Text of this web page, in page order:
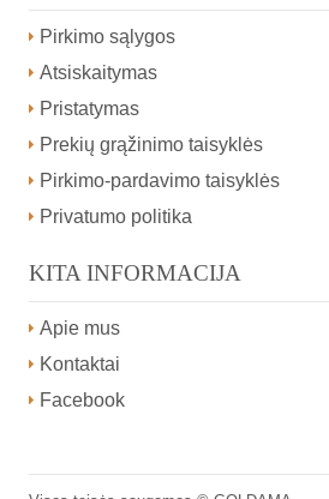
Pirkimo sąlygos
Atsiskaitymas
Pristatymas
Prekių grąžinimo taisyklės
Pirkimo-pardavimo taisyklės
Privatumo politika
KITA INFORMACIJA
Apie mus
Kontaktai
Facebook